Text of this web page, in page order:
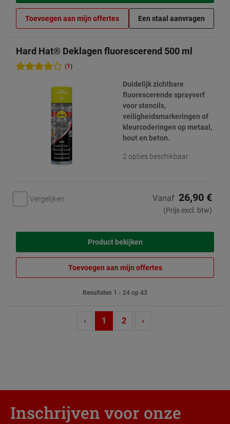
Toevoegen aan mijn offertes Een staal aanvragen
Hard Hat® Deklagen fluorescerend 500 ml
(1)
Duidelijk zichtbare
fluorescerende sprayverf
voor stencils,
veiligheidsmarkeringen of
kleurcoderingen op metaal,
hout en beton.
2 opties beschikbaar
Vergelijken Vanaf 26,90 €
(Prijs excl. btw)
Product bekijken
Toevoegen aan mijn offertes
Resultaten 1 - 24 op 43
‹ 1 2 ›
Inschrijven voor onze